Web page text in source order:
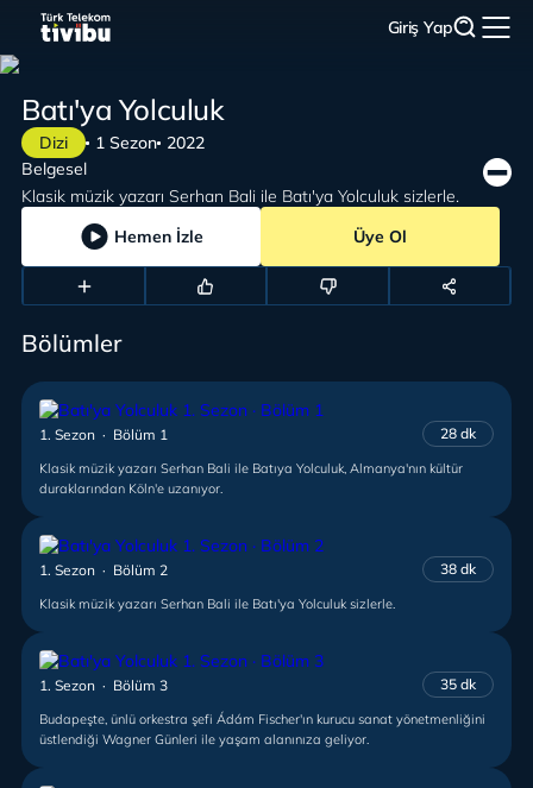
Giriş Yap
Dizi 1 Sezon 2022
Batı'ya Yolculuk
Klasik müzik yazarı Serhan Bali ile Batı'ya Yolculuk sizlerle.
Belgesel
Hemen İzle Üye Ol
Bölümler
1. Sezon · Bölüm 1 28 dk
Klasik müzik yazarı Serhan Bali ile Batıya Yolculuk, Almanya'nın kültür
duraklarından Köln'e uzanıyor.
1. Sezon · Bölüm 2 38 dk
Klasik müzik yazarı Serhan Bali ile Batı'ya Yolculuk sizlerle.
1. Sezon · Bölüm 3 35 dk
Budapeşte, ünlü orkestra şefi Ádám Fischer'ın kurucu sanat yönetmenliğini
üstlendiği Wagner Günleri ile yaşam alanınıza geliyor.